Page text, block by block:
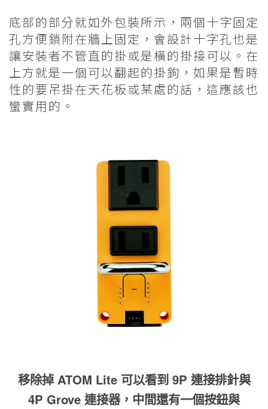
底部的部分就如外包裝所示，兩個十字固定
孔方便鎖附在牆上固定，會設計十字孔也是
讓安裝者不管直的掛或是橫的掛接可以。在
上方就是一個可以翻起的掛鉤，如果是暫時
性的要吊掛在天花板或某處的話，這應該也
蠻實用的。
移除掉 ATOM Lite 可以看到 9P 連接排針與
4P Grove 連接器，中間還有一個按鈕與